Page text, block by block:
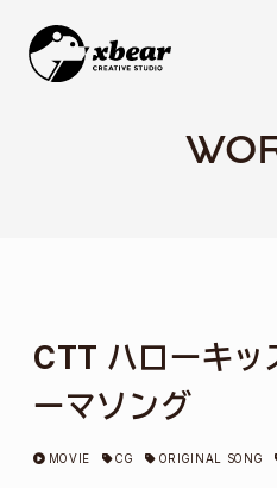
CTT ハローキ
ーマソング
MOVIE CG ORIGINAL SONG